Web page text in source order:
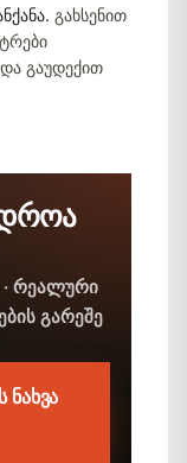
გახსენით
და გაუდექით
დროა
· რეალური
გარეშე
ნახვა